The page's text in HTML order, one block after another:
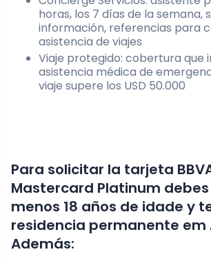
horas, los 7 días de la semana,
información, referencias para
asistencia de viajes
Viaje protegido: cobertura que
asistencia médica de
viaje supere los USD 50.000
Para solicitar la tarjeta
Mastercard Platinum
menos 18 años de idade y
residencia permanente em
Además: